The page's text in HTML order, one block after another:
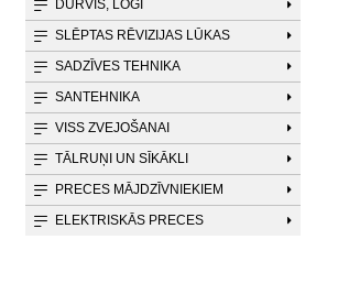
DURVIS, LOGI
SLĒPTAS RĒVIZIJAS LŪKAS
SADZĪVES TEHNIKA
SANTEHNIKA
VISS ZVEJOŠANAI
TĀLRUŅI UN SĪKĀKLI
PRECES MĀJDZĪVNIEKIEM
ELEKTRISKĀS PRECES